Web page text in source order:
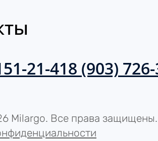
21-418 (903)
Milargo. Все права защищены.